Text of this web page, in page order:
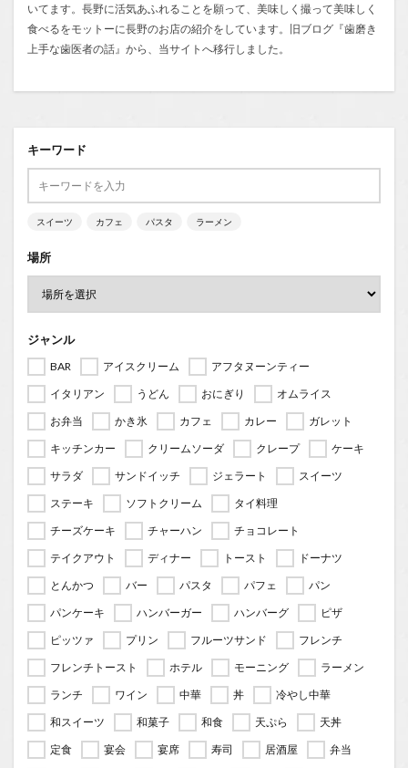
いてます。長野に活気あふれることを願って、美味しく撮って美味しく
食べるをモットーに長野のお店の紹介をしています。旧ブログ『歯磨き
上手な歯医者の話 』から、当サイトへ移行しました。
キーワード
スイーツ カフェ パスタ ラーメン
場所
ジャンル
BAR アイスクリーム
アフタヌーンティー
イタリアン
うどん おにぎり
オムライス
お弁当
かき氷 カフェ カレー
ガレット
キッチンカー
クリームソーダ クレープ
ケーキ
サラダ
サンドイッチ ジェラート
スイーツ
ステーキ
ソフトクリーム
タイ料理
チーズケーキ
チャーハン
チョコレート
テイクアウト
ディナー トースト
ドーナツ
とんかつ
バー パスタ パフェ
パン
パンケーキ
ハンバーガー ハンバーグ
ピザ
ピッツァ
プリン フルーツサンド
フレンチ
フレンチトースト
ホテル モーニング
ラーメン
ランチ
ワイン 中華 丼
冷やし中華
和スイーツ
和菓子 和食 天ぷら
天丼
定食
宴会 宴席 寿司 居酒屋
弁当